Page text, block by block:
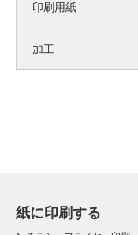
印刷用紙
加工
紙に印刷する